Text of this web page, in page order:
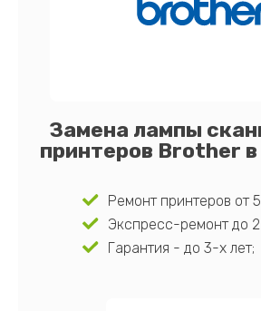
Замена лампы
принтеров Brother
Ремонт принтеров от
Экспресс-ремонт до 2
Гарантия - до 3-х лет;